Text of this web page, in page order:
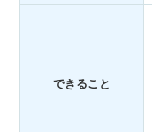
できること